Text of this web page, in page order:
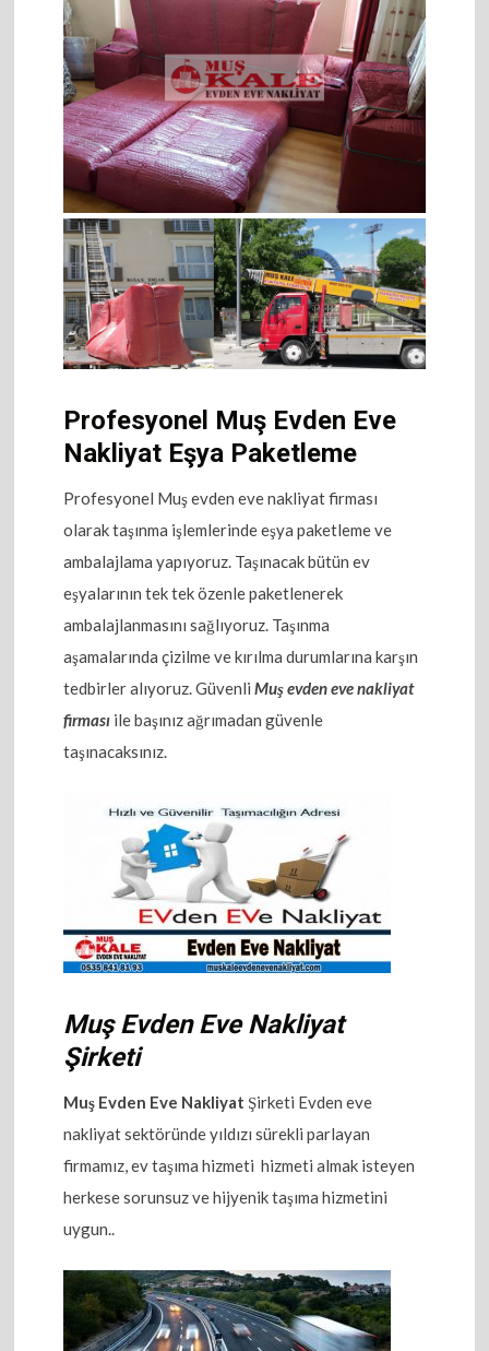
Profesyonel Muş Evden Eve
Nakliyat Eşya Paketleme
Profesyonel Muş evden eve nakliyat firması
olarak taşınma işlemlerinde eşya paketleme ve
ambalajlama yapıyoruz. Taşınacak bütün ev
eşyalarının tek tek özenle paketlenerek
ambalajlanmasını sağlıyoruz. Taşınma
aşamalarında çizilme ve kırılma durumlarına karşın
tedbirler alıyoruz. GüvenliMuş evden eve nakliyat
firması ile başınız ağrımadan güvenle
taşınacaksınız.
Muş Evden Eve Nakliyat
Şirketi
Muş Evden Eve Nakliyat Şirketi Evden eve
nakliyat sektöründe yıldızı sürekli parlayan
firmamız, ev taşıma hizmeti hizmeti almak isteyen
herkese sorunsuz ve hijyenik taşıma hizmetini
uygun..